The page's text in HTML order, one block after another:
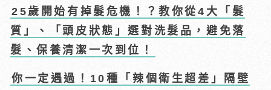
25歲開始有掉髮危機！？教你從4大「髮
質」、「頭皮狀態」選對洗髮品，避免落
髮、保養清潔一次到位！
你一定遇過！10種「辣個衛生超差」隔壁